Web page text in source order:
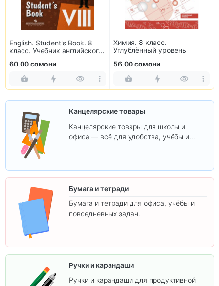
English. Student's Book. 8
класс. Учебник английского
60.00 сомони
Химия. 8 класс.
Углублённый уровень
56.00 сомони
Канцелярские товары
Канцелярские товары для школы и
офиса — всё для удобства, учёбы и
Бумага и тетради
Бумага и тетради для офиса, учёбы и
повседневных задач.
Ручки и карандаши
Ручки и карандаши для продуктивной